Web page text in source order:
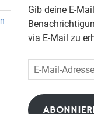
Gib deine E-
via E-Mail zu
E-
Mail-
Adresse